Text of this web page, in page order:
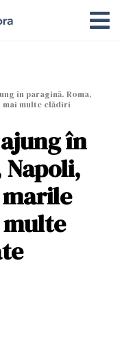
în paragină. Roma,
multe clădiri
în